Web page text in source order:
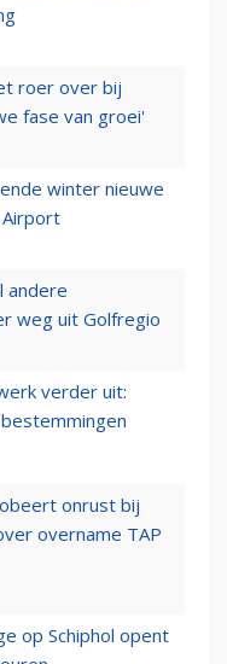
roer over bij
fase van groei'
winter nieuwe
andere
weg uit Golfregio
verder uit:
onrust bij
overname TAP
op Schiphol opent